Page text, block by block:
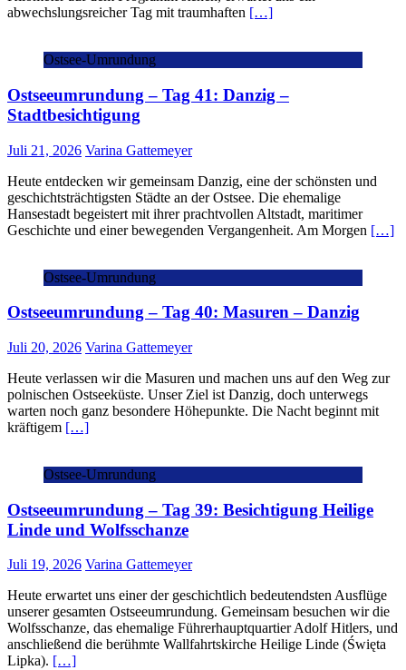
abwechslungsreicher Tag mit traumhaften […]
Ostsee-Umrundung
Ostseeumrundung – Tag 41: Danzig –
Stadtbesichtigung
Juli 21, 2026 Varina Gattemeyer
Heute entdecken wir gemeinsam Danzig, eine der schönsten und
geschichtsträchtigsten Städte an der Ostsee. Die ehemalige
Hansestadt begeistert mit ihrer prachtvollen Altstadt, maritimer
Geschichte und einer bewegenden Vergangenheit. Am Morgen […]
Ostsee-Umrundung
Ostseeumrundung – Tag 40: Masuren – Danzig
Juli 20, 2026 Varina Gattemeyer
Heute verlassen wir die Masuren und machen uns auf den Weg zur
polnischen Ostseeküste. Unser Ziel ist Danzig, doch unterwegs
warten noch ganz besondere Höhepunkte. Die Nacht beginnt mit
kräftigem […]
Ostsee-Umrundung
Ostseeumrundung – Tag 39: Besichtigung Heilige
Linde und Wolfsschanze
Juli 19, 2026 Varina Gattemeyer
Heute erwartet uns einer der geschichtlich bedeutendsten Ausflüge
unserer gesamten Ostseeumrundung. Gemeinsam besuchen wir die
Wolfsschanze, das ehemalige Führerhauptquartier Adolf Hitlers, und
anschließend die berühmte Wallfahrtskirche Heilige Linde (Święta
Lipka). […]